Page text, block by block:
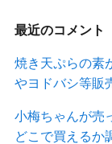
最近のコメント
焼き天ぷらの素
やヨドバシ等販
小梅ちゃんが売
どこで買えるか